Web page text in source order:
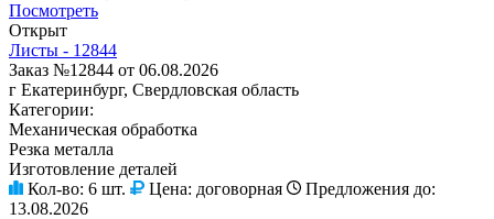
Посмотреть
Открыт
Листы - 12844
Заказ №12844 от 06.08.2026
г Екатеринбург, Свердловская область
Категории:
Механическая обработка
Резка металла
Изготовление деталей
Кол-во: 6 шт. Цена: договорная
Предложения до:
13.08.2026